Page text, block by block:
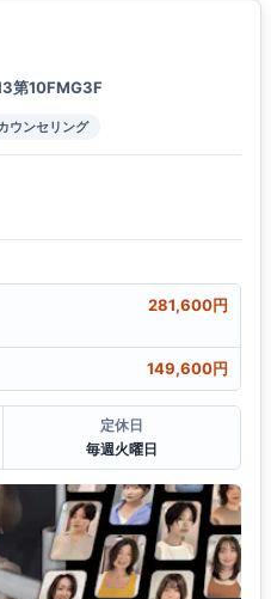
第10FMG3F
ウンセリング
281,600円
149,600円
定休日
毎週火曜日